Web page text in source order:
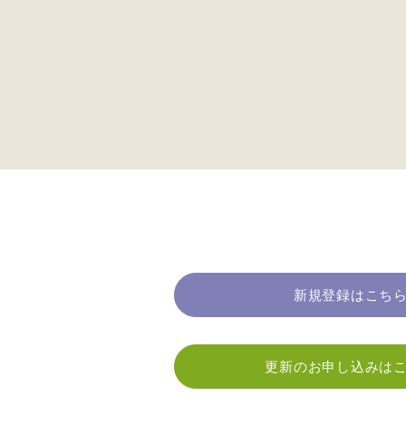
新規登録はこち
更新のお申し込みは